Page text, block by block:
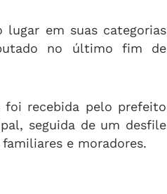
em suas categorias
no último fim de
foi recebida pelo prefeito
seguida de um desfile
e moradores.